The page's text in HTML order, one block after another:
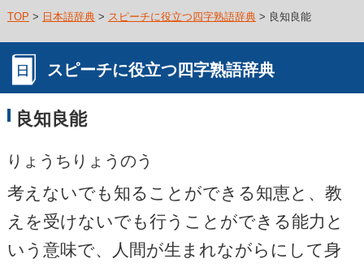
TOP > 日本語辞典> スピーチに役立つ四字熟語辞典> 良知良能
スピーチに役立つ四字熟語辞典
良知良能
りょうちりょうのう
考えないでも知ることができる知恵と、教
えを受けないでも行うことができる能力と
いう意味で、人間が生まれながらにして身